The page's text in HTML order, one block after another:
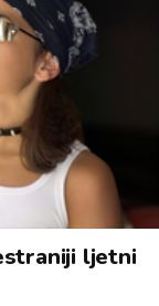
ljetni